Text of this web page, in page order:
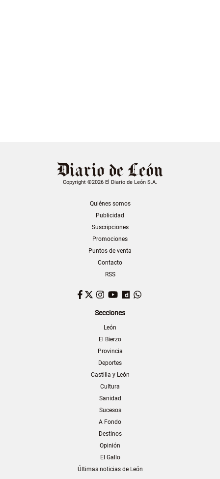
Copyright ©2026 El Diario de León S.A.
Quiénes somos
Publicidad
Suscripciones
Promociones
Puntos de venta
Contacto
RSS
Facebook
TwitterInstagram
YouTubeDailymotion
Secciones
León
El Bierzo
Provincia
Deportes
Castilla y León
Cultura
Sanidad
Sucesos
A Fondo
Destinos
Opinión
El Gallo
Últimas noticias de León